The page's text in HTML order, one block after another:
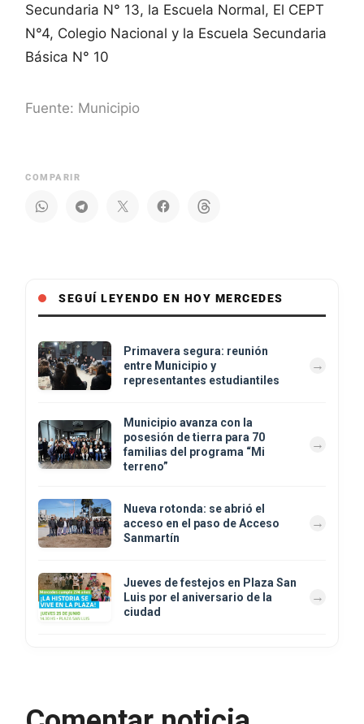
Secundaria N° 13, la Escuela Normal, El CEPT
N°4, Colegio Nacional y la Escuela Secundaria
Básica N° 10
Fuente: Municipio
COMPARIR
SEGUÍ LEYENDO EN HOY MERCEDES
Primavera segura: reunión
entre Municipio y
representantes estudiantiles
Municipio avanza con la
posesión de tierra para 70
familias del programa “Mi
terreno”
Nueva rotonda: se abrió el
acceso en el paso de Acceso
Sanmartín
Jueves de festejos en Plaza San
Luis por el aniversario de la
ciudad